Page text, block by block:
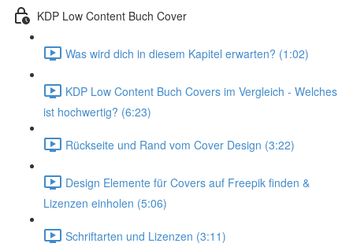
KDP Low Content Buch Cover
Was wird dich in diesem Kapitel erwarten? (1:02)
KDP Low Content Buch Covers im Vergleich - Welches
ist hochwertig? (6:23)
Rückseite und Rand vom Cover Design (3:22)
Design Elemente für Covers auf Freepik finden &
Lizenzen einholen (5:06)
Schriftarten und Lizenzen (3:11)